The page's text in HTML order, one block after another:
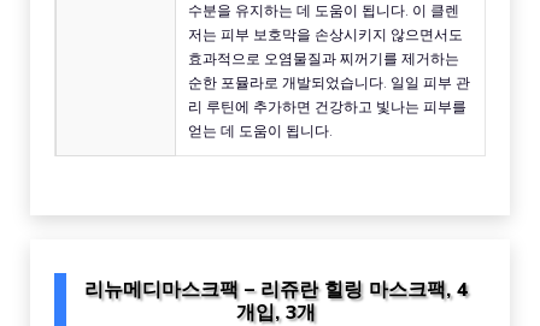
수분을 유지하는 데 도움이 됩니다. 이 클렌
저는 피부 보호막을 손상시키지 않으면서도
효과적으로 오염물질과 찌꺼기를 제거하는
순한 포뮬라로 개발되었습니다. 일일 피부 관
리 루틴에 추가하면 건강하고 빛나는 피부를
얻는 데 도움이 됩니다.
리뉴메디마스크팩 – 리쥬란 힐링 마스크팩, 4
개입, 3개